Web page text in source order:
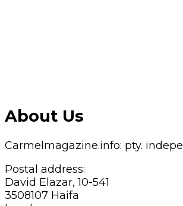
About Us
Carmelmagazine.info: pty.
Postal address:
David Elazar, 10-541
3508107 Haifa